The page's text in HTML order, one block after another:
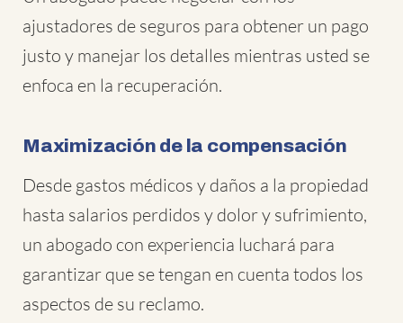
ajustadores de seguros para obtener un pago
justo y manejar los detalles mientras usted se
enfoca en la recuperación.
Maximización de la compensación
Desde gastos médicos y daños a la propiedad
hasta salarios perdidos y dolor y sufrimiento,
un abogado con experiencia luchará para
garantizar que se tengan en cuenta todos los
aspectos de su reclamo.